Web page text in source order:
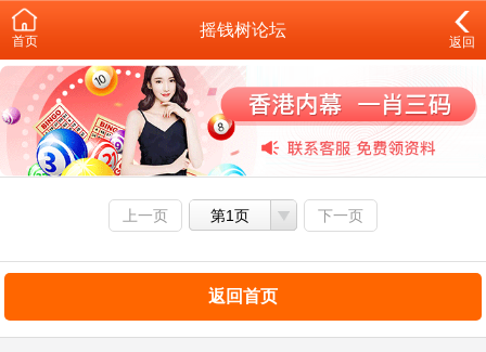
首页
摇钱树论坛
返回
上一页 第1页 下一页
返回首页